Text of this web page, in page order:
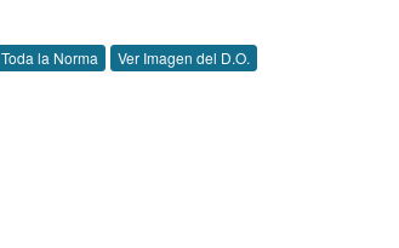
Toda la Norma Ver Imagen del D.O.